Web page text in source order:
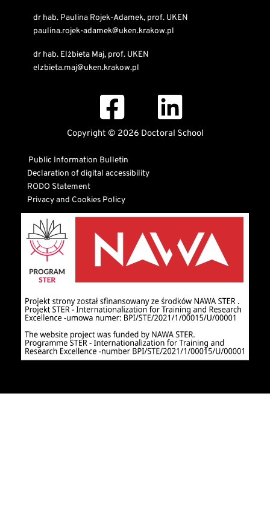
dr hab. Paulina Rojek-Adamek, prof. UKEN
paulina.rojek-adamek@uken.krakow.pl
dr hab. Elżbieta Maj, prof. UKEN
elzbieta.maj@uken.krakow.pl
Copyright © 2026 Doctoral School
Public Information Bulletin
Declaration of digital accessibility
RODO Statement
Privacy and Cookies Policy